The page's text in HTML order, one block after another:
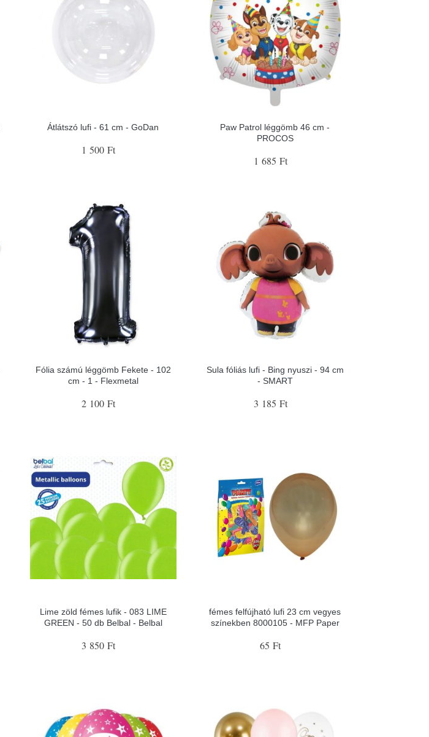
Átlátszó lufi - 61 cm - GoDan
1 500 Ft
Paw Patrol léggömb 46 cm -
PROCOS
1 685 Ft
Fólia számú léggömb Fekete - 102
cm - 1 - Flexmetal
2 100 Ft
Sula fóliás lufi - Bing nyuszi - 94 cm
- SMART
3 185 Ft
Lime zöld fémes lufik - 083 LIME
GREEN - 50 db Belbal - Belbal
3 850 Ft
fémes felfújható lufi 23 cm vegyes
színekben 8000105 - MFP Paper
65 Ft